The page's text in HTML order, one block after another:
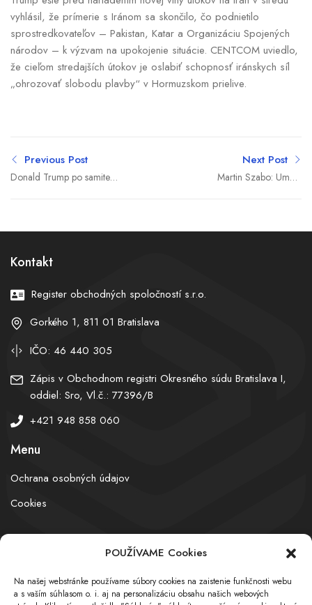
POUŽÍVAME Cookies
Na našej webstránke používame súbory cookies na zaistenie funkčnosti webu
a s vaším súhlasom o. i. aj na personalizáciu obsahu našich webových
vyhlásil, že prímerie s Iránom sa skončilo, čo podnietilo
sprostredkovateľov – Pakistan, Katar a Organizáciu Spojených
národov – k výzvam na upokojenie situácie. CENTCOM uviedlo,
že cieľom stredajších útokov je oslabiť schopnosť iránskych síl
„ohrozovať slobodu plavby“ v Hormuzskom prielive.
Previous Post
Donald Trump po samite
Next Post
Martin Szabo: Umelá
Kontakt
Register obchodných spoločností s.r.o.
Gorkého 1, 811 01 Bratislava
IČO: 46 440 305
Zápis v Obchodnom registri Okresného súdu Bratislava I,
oddiel: Sro, Vl.č.: 77396/B
+421 948 858 060
Menu
Ochrana osobných údajov
Cookies